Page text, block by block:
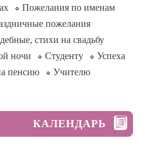
Пожелания по именам
пожелания
стихи на свадьбу
ночи Студенту
Успеха
пенсию
Учителю
КАЛЕНДАРЬ